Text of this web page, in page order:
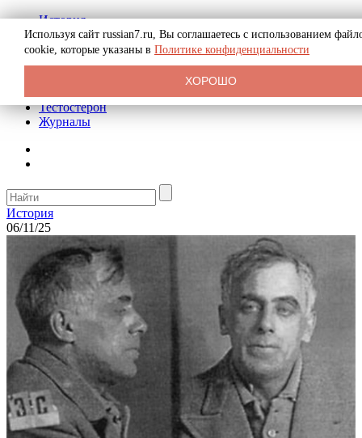
История
Биография
Криминал
Реклама на сайте
Тестостерон
Журналы
История
06/11/25
Используя сайт russian7.ru, Вы соглашаетесь с использованием
cookie, которые указаны в Политике конфиденциальности
ХОРОШО